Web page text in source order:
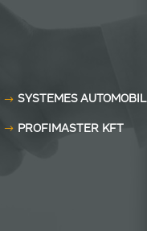
SYSTEMES
PROFIMASTER KFT